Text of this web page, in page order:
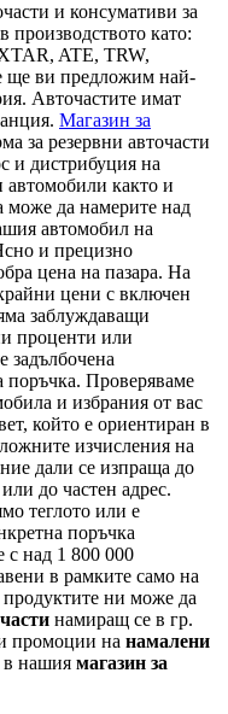
и консумативи за
като:
ATE, TRW,
ви предложим най-
Авточастите имат
Магазин за
за резервни авточасти
и дистрибуция на
автомобили както и
може да намерите над
автомобил на
и прецизно
цена на пазара. На
цени с включен
заблуждаващи
проценти или
поръчка. Проверяваме
и избрания от вас
който е ориентиран в
изчисления на
дали се изпраща до
до частен адрес.
теглото или е
поръчка
с над 1 800 000
в рамките само на
ни може да
намиращ се в гр.
промоции на намалени
в нашия магазин за